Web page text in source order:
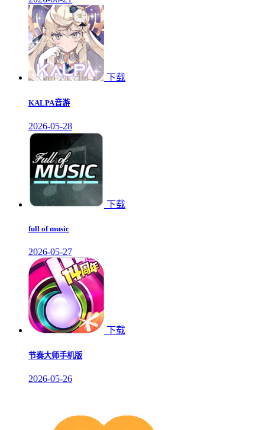
下载
KALPA音游
2026-05-28
下载
full of music
2026-05-27
下载
节奏大师手机版
2026-05-26